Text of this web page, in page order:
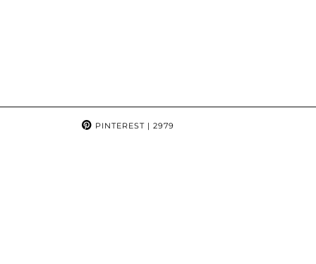
PINTEREST| 2979